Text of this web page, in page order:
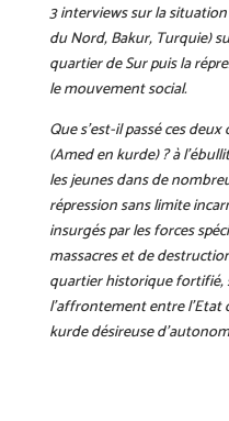
3 interviews sur la
du Nord, Bakur, Turquie)
quartier de Sur puis la
le mouvement social.
Que s’est-il passé ces
(Amed en kurde) ? à
les jeunes dans de
répression sans limite
insurgés par les forces
massacres et de
quartier historique fortifié,
l’affrontement entre
kurde désireuse